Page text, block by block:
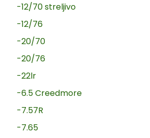
-12/70 streljivo
-12/76
-20/70
-20/76
-22lr
-6.5 Creedmore
-7.57R
-7.65